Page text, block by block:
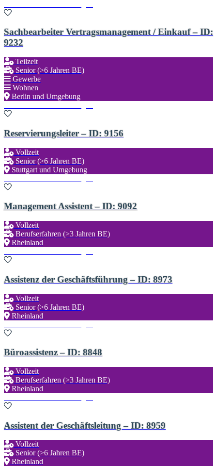
Sachbearbeiter Vertragsmanagement / Einkauf – ID:
9232
Teilzeit
Senior (>6 Jahren BE)
Gewerbe
Wohnen
Berlin und Umgebung
Reservierungsleiter – ID: 9156
Vollzeit
Senior (>6 Jahren BE)
Stuttgart und Umgebung
Management Assistent – ID: 9092
Vollzeit
Berufserfahren (>3 Jahren BE)
Rheinland
Assistenz der Geschäftsführung – ID: 8973
Vollzeit
Senior (>6 Jahren BE)
Rheinland
Büroassistenz – ID: 8848
Vollzeit
Berufserfahren (>3 Jahren BE)
Rheinland
Assistent der Geschäftsleitung – ID: 8959
Vollzeit
Senior (>6 Jahren BE)
Rheinland